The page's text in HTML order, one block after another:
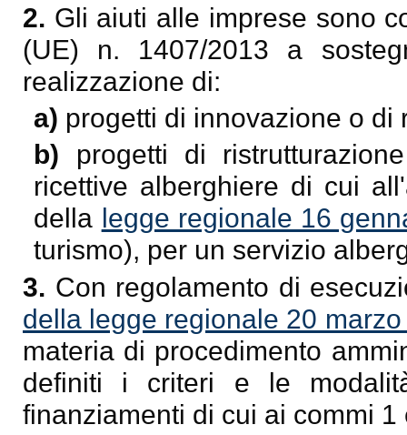
2. Gli aiuti alle imprese sono
(UE) n. 1407/2013 a
realizzazione di:
a) progetti di innovazione o
b) progetti di
ricettive alberghiere di cui
della legge regionale 16
turismo), per un servizio
3. Con regolamento di
della legge regionale 20
materia di procedimento
definiti i criteri e le
finanziamenti di cui ai commi 1